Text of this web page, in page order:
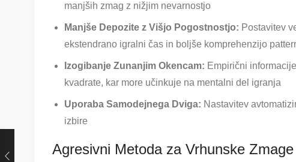
manjših zmag z nižjim nevarnostjo
Manjše Depozite z Višjo Pogostnostjo: Postavitev
ekstendrano igralni čas in boljše komprehenzijo
Izogibanje Zunanjim Okencam: Empirični
kvadrate, kar more učinkuje na mentalni del igranja
Uporaba Samodejnega Dviga: Nastavitev
izbire
Agresivni Metoda za Vrhunske Zmage